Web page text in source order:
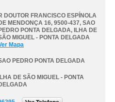
DOUTOR FRANCISCO ESPÍNOLA
MENDONÇA 16, 9500-437, SAO
PONTA DELGADA, ILHA DE
MIGUEL - PONTA DELGADA
Mapa
PEDRO PONTA DELGADA
ILHA DE SÃO MIGUEL - PONTA